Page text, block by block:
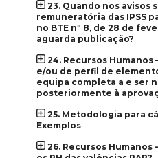
23. Quando nos avisos
remuneratória das IPSS
no BTE nº 8, de 28 de
aguarda publicação?
24. Recursos
e/ou de perfil de
equipa completa a e ser
posteriormente à
25. Metodologia para
Exemplos
26. Recursos